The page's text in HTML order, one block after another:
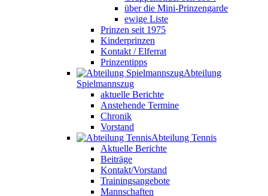
über die Mini-Prinzengarde
ewige Liste
Prinzen seit 1975
Kinderprinzen
Kontakt / Elferrat
Prinzentipps
Abteilung
Spielmannszug
aktuelle Berichte
Anstehende Termine
Chronik
Vorstand
Abteilung Tennis
Aktuelle Berichte
Beiträge
Kontakt/Vorstand
Trainingsangebote
Mannschaften